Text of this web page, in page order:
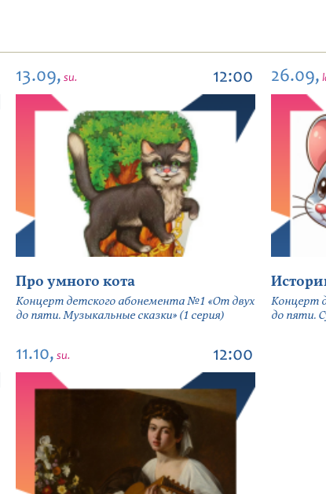
13.09, su. 12:00
Про умного кота
Концерт детского абонемента №1 «От двух
до пяти. Музыкальные сказки» (1 серия)
26.09,
Концерт
до пяти.
11.10, su. 12:00